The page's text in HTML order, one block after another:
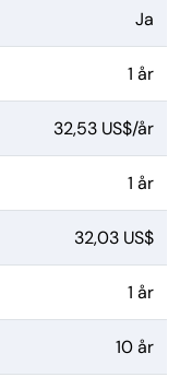
Ja
1 år
32,53 US$/år
1 år
32,03 US$
1 år
10 år